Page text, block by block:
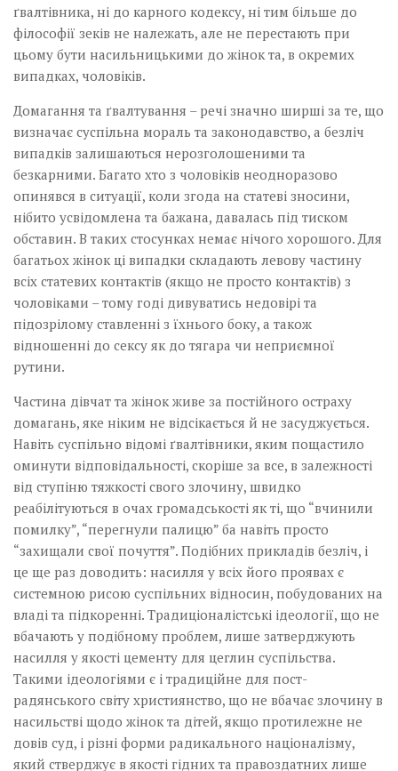
ґвалтівника, ні до карного кодексу, ні тим більше до
філософії зеків не належать, але не перестають при
цьому бути насильницькими до жінок та, в окремих
випадках, чоловіків.
Домагання та ґвалтування – речі значно ширші за те, що
визначає суспільна мораль та законодавство, а безліч
випадків залишаються нерозголошеними та
безкарними. Багато хто з чоловіків неодноразово
опинявся в ситуації, коли згода на статеві зносини,
нібито усвідомлена та бажана, давалась під тиском
обставин. В таких стосунках немає нічого хорошого. Для
багатьох жінок ці випадки складають левову частину
всіх статевих контактів (якщо не просто контактів) з
чоловіками – тому годі дивуватись недовірі та
підозрілому ставленні з їхнього боку, а також
відношенні до сексу як до тягара чи неприємної
рутини.
Частина дівчат та жінок живе за постійного остраху
домагань, яке ніким не відсікається й не засуджується.
Навіть суспільно відомі ґвалтівники, яким пощастило
оминути відповідальності, скоріше за все, в залежності
від ступіню тяжкості свого злочину, швидко
реабілітуються в очах громадськості як ті, що “вчинили
помилку”, “перегнули палицю” ба навіть просто
“захищали свої почуття”. Подібних прикладів безліч, і
це ще раз доводить: насилля у всіх його проявах є
системною рисою суспільних відносин, побудованих на
владі та підкоренні. Традиціоналістські ідеології, що не
вбачають у подібному проблем, лише затверджують
насилля у якості цементу для цеглин суспільства.
Такими ідеологіями є і традиційне для пост-
радянського світу християнство, що не вбачає злочину в
насильстві щодо жінок та дітей, якщо протилежне не
довів суд, і різні форми радикального націоналізму,
який стверджує в якості гідних та правоздатних лише